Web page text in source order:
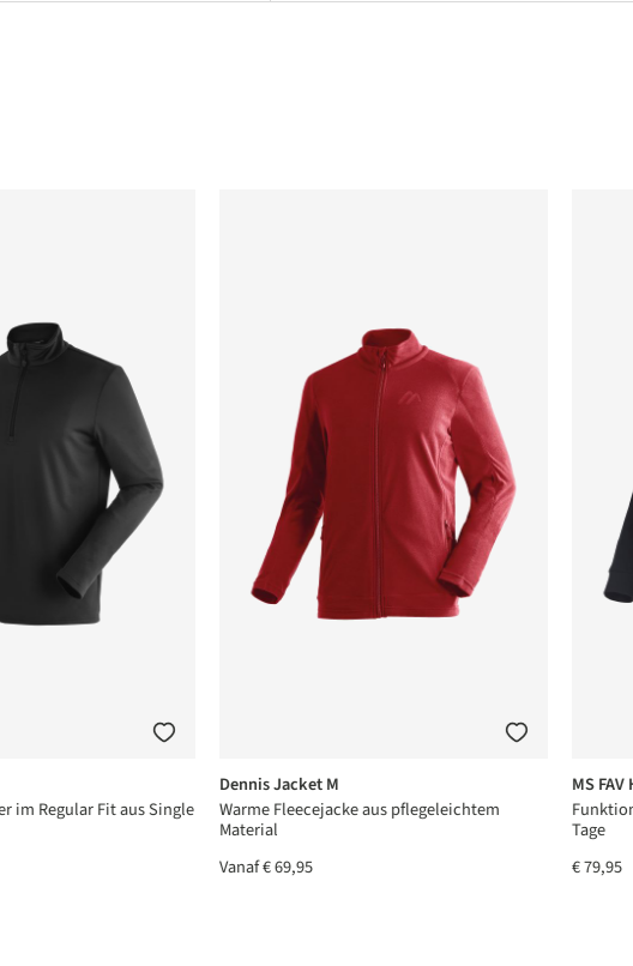
im Regular Fit aus Single
Dennis Jacket M
Warme Fleecejacke aus pflegeleichtem
Material
Vanaf€ 69,95
MS FAV
Tage
€ 79,95